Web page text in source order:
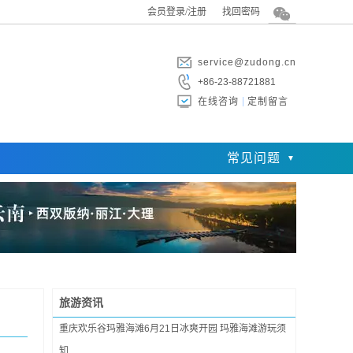
会员登录/注册 找回密码
service@zudong.cn
+86-23-88721881
在线咨询
定制留言
常见问题
旅游资讯
重庆欢乐谷玛雅海滩6月21日冰爽开园 玛雅海滩游玩须
知